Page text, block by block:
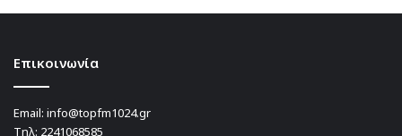
Επικοινωνία
Email: info@topfm1024.gr
Τηλ: 2241068585